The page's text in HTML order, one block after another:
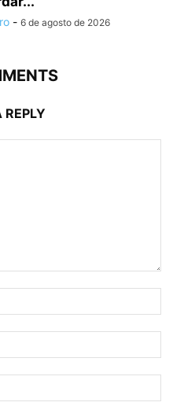
- 6 de agosto de 2026
REPLY